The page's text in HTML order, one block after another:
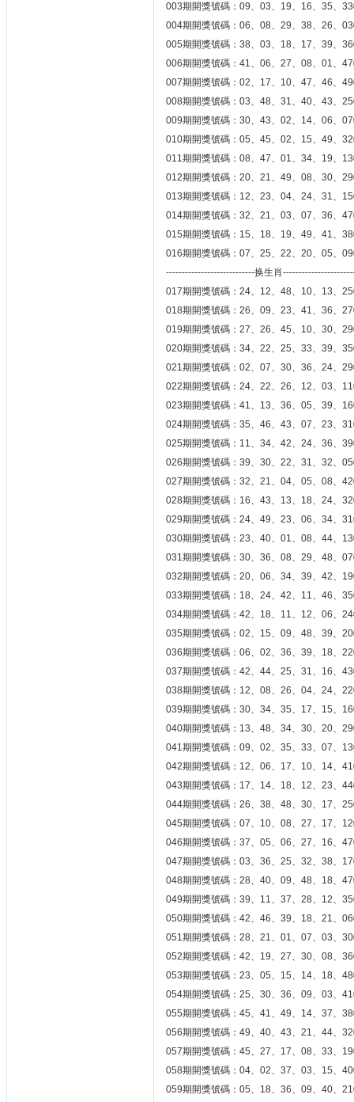
003期開獎號碼：09、03、19、16、35、
004期開獎號碼：06、08、29、38、26、
005期開獎號碼：38、03、18、17、39、
006期開獎號碼：41、06、27、08、01、
007期開獎號碼：02、17、10、47、46、
008期開獎號碼：03、48、31、40、43、
009期開獎號碼：30、43、02、14、06、
010期開獎號碼：05、45、02、15、49、
011期開獎號碼：08、47、01、34、19、
012期開獎號碼：20、21、49、08、30、
013期開獎號碼：12、23、04、24、31、
014期開獎號碼：32、21、03、07、36、
015期開獎號碼：15、18、19、49、41、
016期開獎號碼：07、25、22、20、05、
----------------------------换生肖
017期開獎號碼：24、12、48、10、13、
018期開獎號碼：26、09、23、41、36、
019期開獎號碼：27、26、45、10、30、
020期開獎號碼：34、22、25、33、39、
021期開獎號碼：02、07、30、36、24、
022期開獎號碼：24、22、26、12、03、
023期開獎號碼：41、13、36、05、39、
024期開獎號碼：35、46、43、07、23、
025期開獎號碼：11、34、42、24、36、
026期開獎號碼：39、30、22、31、32、
027期開獎號碼：32、21、04、05、08、
028期開獎號碼：16、43、13、18、24、
029期開獎號碼：24、49、23、06、34、
030期開獎號碼：23、40、01、08、44、
031期開獎號碼：30、36、08、29、48、
032期開獎號碼：20、06、34、39、42、
033期開獎號碼：18、24、42、11、46、
034期開獎號碼：42、18、11、12、06、
035期開獎號碼：02、15、09、48、39、
036期開獎號碼：06、02、36、39、18、
037期開獎號碼：42、44、25、31、16、
038期開獎號碼：12、08、26、04、24、
039期開獎號碼：30、34、35、17、15、
040期開獎號碼：13、48、34、30、20、
041期開獎號碼：09、02、35、33、07、
042期開獎號碼：12、06、17、10、14、
043期開獎號碼：17、14、18、12、23、
044期開獎號碼：26、38、48、30、17、
045期開獎號碼：07、10、08、27、17、
046期開獎號碼：37、05、06、27、16、
047期開獎號碼：03、36、25、32、38、
048期開獎號碼：28、40、09、48、18、
049期開獎號碼：39、11、37、28、12、
050期開獎號碼：42、46、39、18、21、
051期開獎號碼：28、21、01、07、03、
052期開獎號碼：42、19、27、30、08、
053期開獎號碼：23、05、15、14、18、
054期開獎號碼：25、30、36、09、03、
055期開獎號碼：45、41、49、14、37、
056期開獎號碼：49、40、43、21、44、
057期開獎號碼：45、27、17、08、33、
058期開獎號碼：04、02、37、03、15、
059期開獎號碼：05、18、36、09、40、